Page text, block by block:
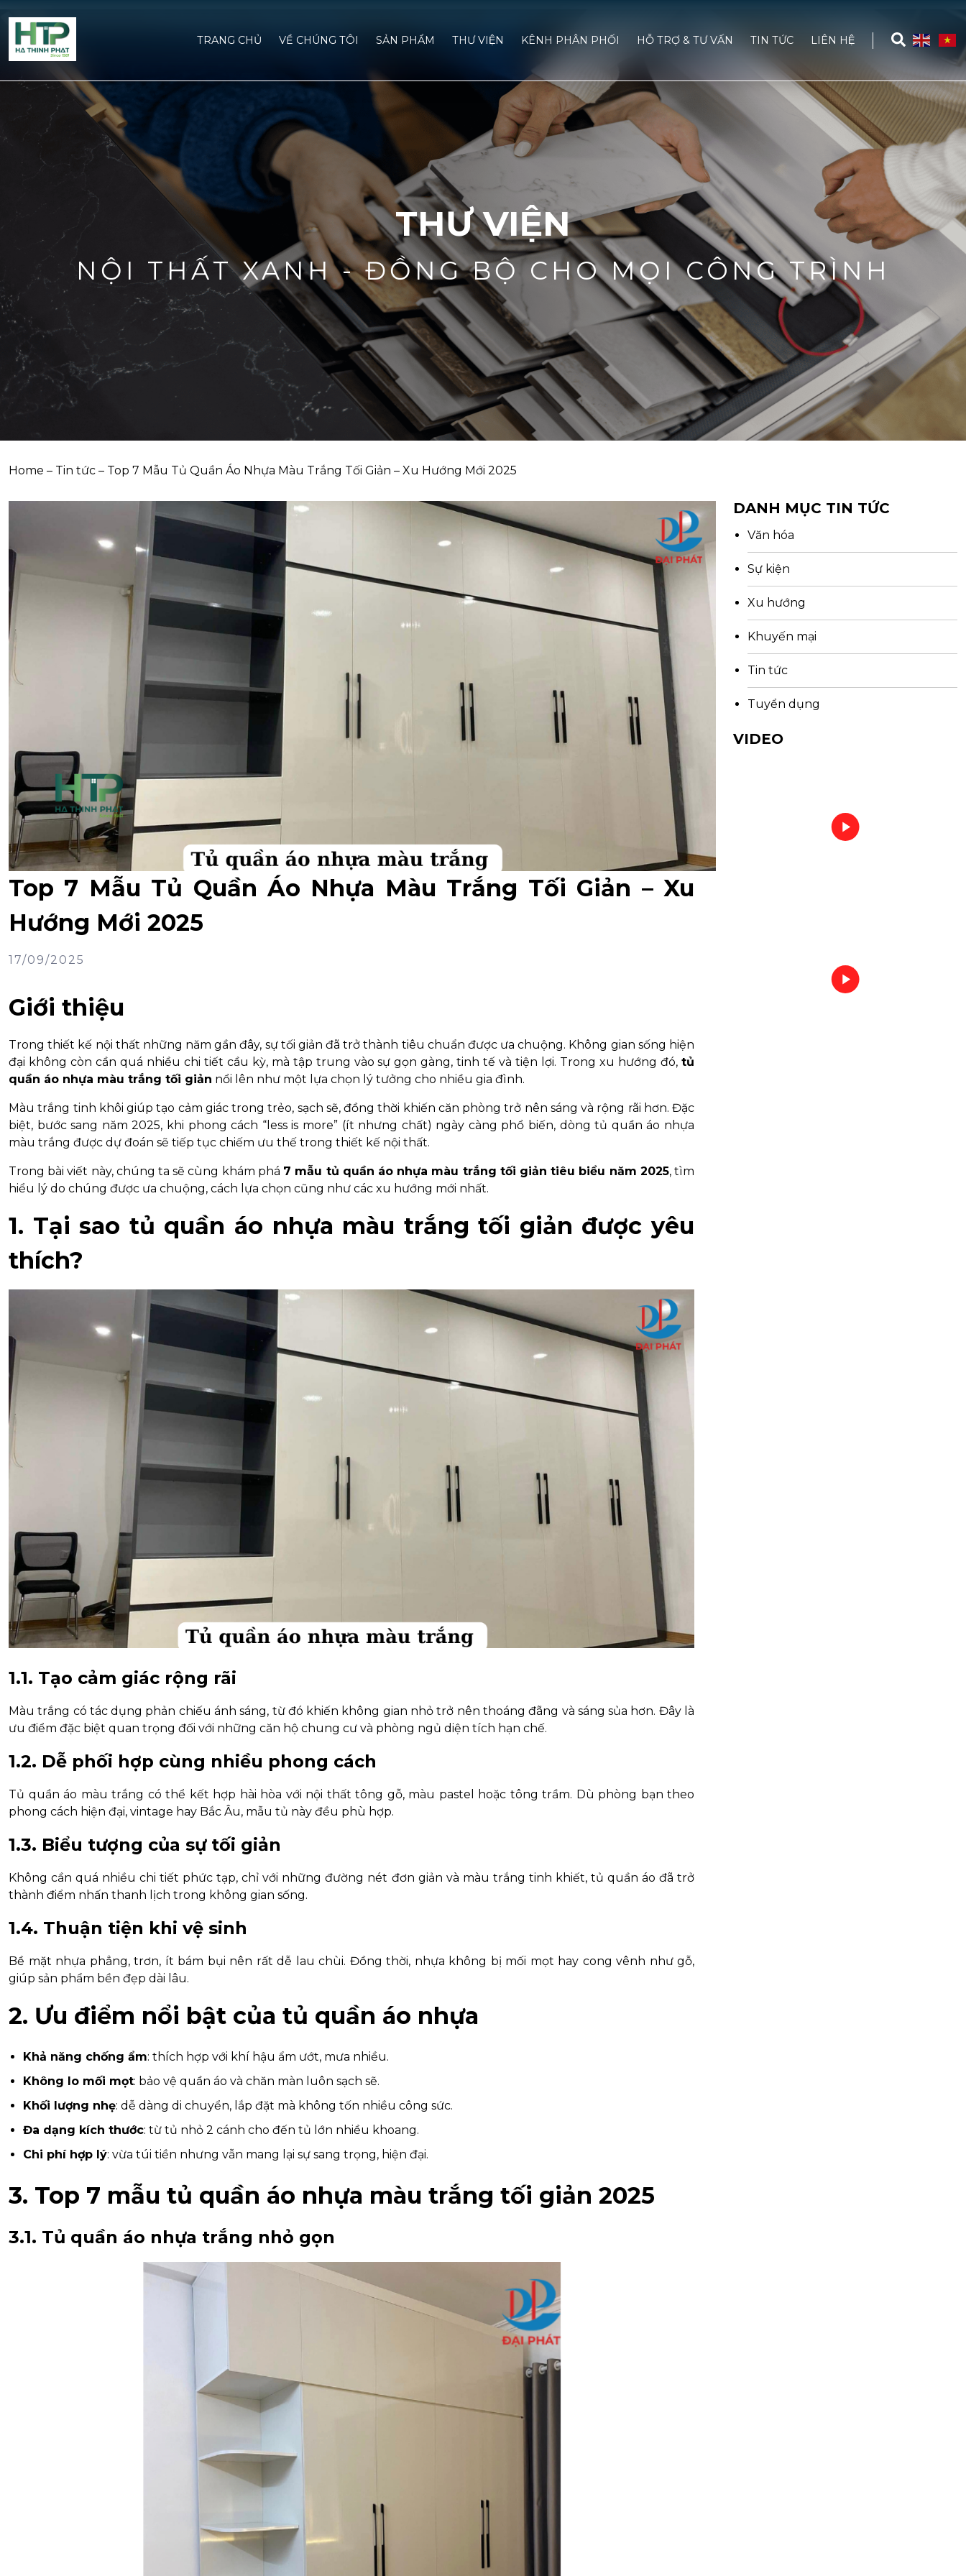
TRANG CHỦ VỀ CHÚNG TÔI SẢN PHẨM THƯ VIỆN KÊNH PHÂN PHỐI HỖ TRỢ & TƯ VẤN TIN TỨC LIÊN HỆ
THƯ VIỆN
NỘI THẤT XANH - ĐỒNG BỘ CHO MỌI CÔNG TRÌNH
Home – Tin tức – Top 7 Mẫu Tủ Quần Áo Nhựa Màu Trắng Tối Giản – Xu Hướng Mới 2025
Top 7 Mẫu Tủ Quần Áo Nhựa Màu Trắng Tối Giản – Xu
Hướng Mới 2025
17/09/2025
Giới thiệu
Trong thiết kế nội thất những năm gần đây, sự tối giản đã trở thành tiêu chuẩn được ưa chuộng. Không gian sống hiện
đại không còn cần quá nhiều chi tiết cầu kỳ, mà tập trung vào sự gọn gàng, tinh tế và tiện lợi. Trong xu hướng đó, tủ
quần áo nhựa màu trắng tối giản nổi lên như một lựa chọn lý tưởng cho nhiều gia đình.
Màu trắng tinh khôi giúp tạo cảm giác trong trẻo, sạch sẽ, đồng thời khiến căn phòng trở nên sáng và rộng rãi hơn. Đặc
biệt, bước sang năm 2025, khi phong cách “less is more” (ít nhưng chất) ngày càng phổ biến, dòng tủ quần áo nhựa
màu trắng được dự đoán sẽ tiếp tục chiếm ưu thế trong thiết kế nội thất.
Trong bài viết này, chúng ta sẽ cùng khám phá 7 mẫu tủ quần áo nhựa màu trắng tối giản tiêu biểu năm 2025, tìm
hiểu lý do chúng được ưa chuộng, cách lựa chọn cũng như các xu hướng mới nhất.
1. Tại sao tủ quần áo nhựa màu trắng tối giản được yêu
thích?
1.1. Tạo cảm giác rộng rãi
Màu trắng có tác dụng phản chiếu ánh sáng, từ đó khiến không gian nhỏ trở nên thoáng đãng và sáng sủa hơn. Đây là
ưu điểm đặc biệt quan trọng đối với những căn hộ chung cư và phòng ngủ diện tích hạn chế.
1.2. Dễ phối hợp cùng nhiều phong cách
Tủ quần áo màu trắng có thể kết hợp hài hòa với nội thất tông gỗ, màu pastel hoặc tông trầm. Dù phòng bạn theo
phong cách hiện đại, vintage hay Bắc Âu, mẫu tủ này đều phù hợp.
1.3. Biểu tượng của sự tối giản
Không cần quá nhiều chi tiết phức tạp, chỉ với những đường nét đơn giản và màu trắng tinh khiết, tủ quần áo đã trở
thành điểm nhấn thanh lịch trong không gian sống.
1.4. Thuận tiện khi vệ sinh
Bề mặt nhựa phẳng, trơn, ít bám bụi nên rất dễ lau chùi. Đồng thời, nhựa không bị mối mọt hay cong vênh như gỗ,
giúp sản phẩm bền đẹp dài lâu.
2. Ưu điểm nổi bật của tủ quần áo nhựa
Khả năng chống ẩm: thích hợp với khí hậu ẩm ướt, mưa nhiều.
Không lo mối mọt: bảo vệ quần áo và chăn màn luôn sạch sẽ.
Khối lượng nhẹ: dễ dàng di chuyển, lắp đặt mà không tốn nhiều công sức.
Đa dạng kích thước: từ tủ nhỏ 2 cánh cho đến tủ lớn nhiều khoang.
Chi phí hợp lý: vừa túi tiền nhưng vẫn mang lại sự sang trọng, hiện đại.
3. Top 7 mẫu tủ quần áo nhựa màu trắng tối giản 2025
3.1. Tủ quần áo nhựa trắng nhỏ gọn
DANH MỤC TIN TỨC
Văn hóa
Sự kiện
Xu hướng
Khuyến mại
Tin tức
Tuyển dụng
VIDEO